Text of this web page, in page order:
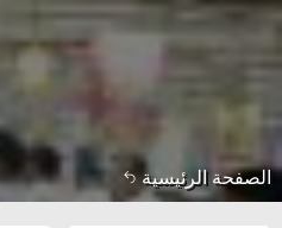
الصفحة الرئيسية